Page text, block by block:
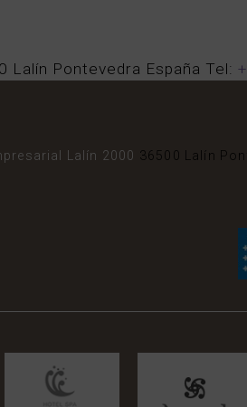
Lalín Pontevedra España Tel:
Lalín 2000 36500 Lalín